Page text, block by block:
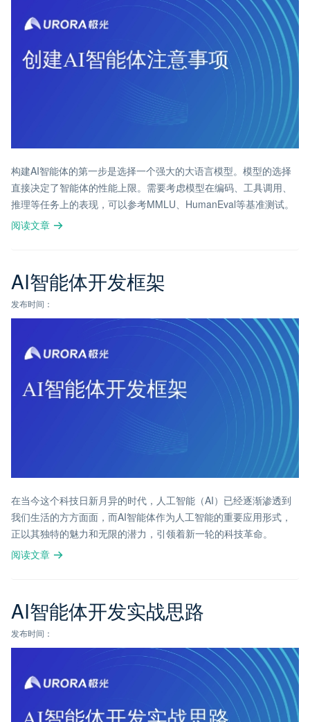
构建AI智能体的第一步是选择一个强大的大语言模型。模型的选择
直接决定了智能体的性能上限。需要考虑模型在编码、工具调用、
推理等任务上的表现，可以参考MMLU、HumanEval等基准测试。
阅读文章
AI智能体开发框架
发布时间：
在当今这个科技日新月异的时代，人工智能（AI）已经逐渐渗透到
我们生活的方方面面，而AI智能体作为人工智能的重要应用形式，
正以其独特的魅力和无限的潜力，引领着新一轮的科技革命。
阅读文章
AI智能体开发实战思路
发布时间：